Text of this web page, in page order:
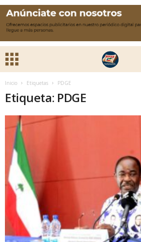
Inicio Etiquetas PDGE
Etiqueta: PDGE